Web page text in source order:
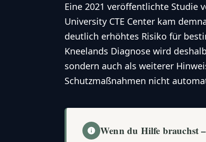
Eine 2021 veröffentlichte Studie
University CTE Center kam
deutlich erhöhtes Risiko für
Kneelands Diagnose wird
sondern auch als weiterer
Schutzmaßnahmen nicht
Wenn du Hilfe brauchst